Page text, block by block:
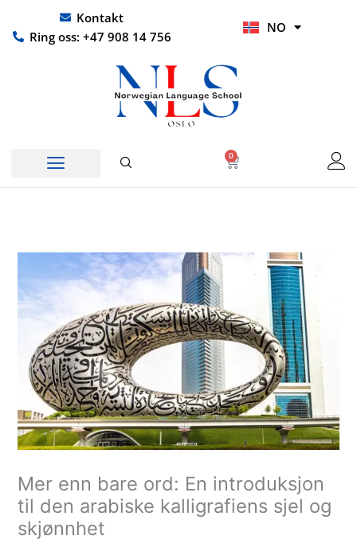
rett
Kontakt
Ring oss: +47 908 14 756
NO
HI
0
Handlekurv
Mer enn bare ord: En introduksjon
til den arabiske kalligrafiens sjel og
skjønnhet